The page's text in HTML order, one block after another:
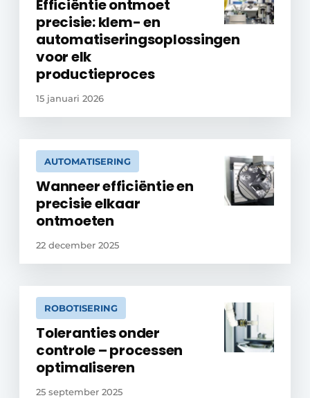
Efficiëntie ontmoet
precisie: klem- en
automatiseringsoplossingen
voor elk
productieproces
15 januari 2026
AUTOMATISERING
Wanneer efficiëntie en
precisie elkaar
ontmoeten
22 december 2025
ROBOTISERING
Toleranties onder
controle – processen
optimaliseren
25 september 2025